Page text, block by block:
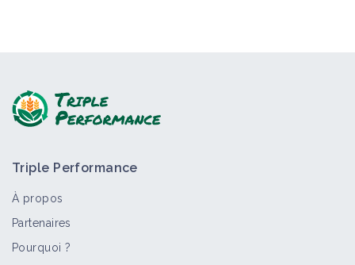
Triple Performance
À propos
Partenaires
Pourquoi ?